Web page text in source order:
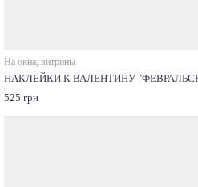
На окна, витрины
НАКЛЕЙКИ К ВАЛЕНТИНУ
525 грн